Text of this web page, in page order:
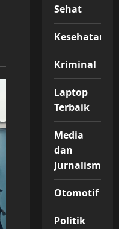
Sehat
Kesehatan
Kriminal
Laptop
Terbaik
Media
dan
Jurnalisme
Otomotif
Politik